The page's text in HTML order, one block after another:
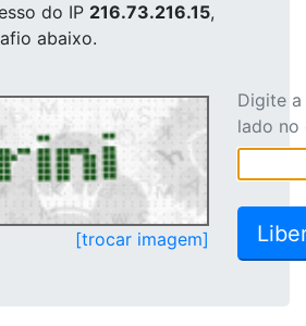
do IP 216.73.216.15,
abaixo.
[trocar imagem]
Digite
lado no